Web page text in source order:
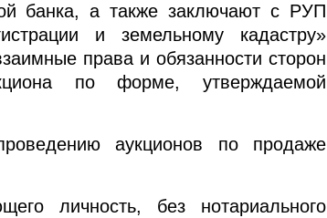
банка, а также заключают с РУП
и земельному кадастру»
права и обязанности сторон
по форме, утверждаемой
аукционов по продаже
личность, без нотариального